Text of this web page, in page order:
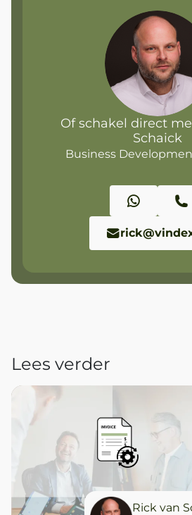
Of schakel direct
Schaick
Business
Lees verder
Rick van